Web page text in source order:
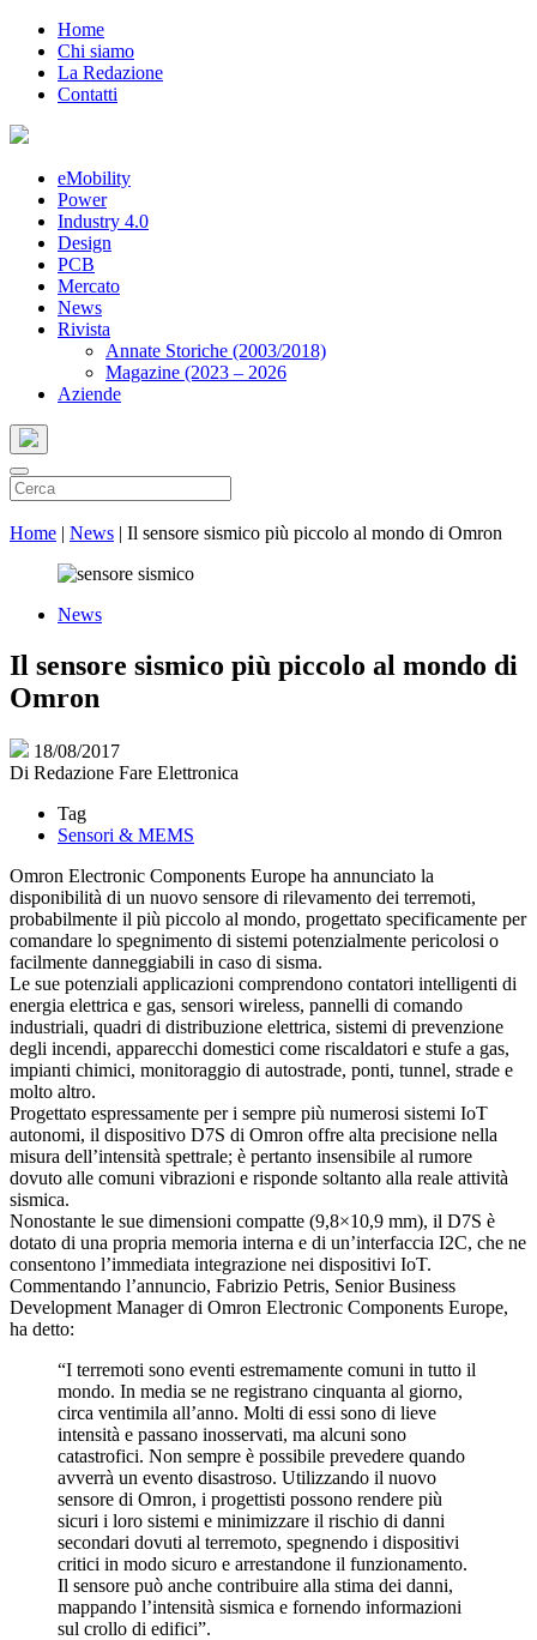
Home
Chi siamo
La Redazione
Contatti
eMobility
Power
Industry 4.0
Design
PCB
Mercato
News
Rivista
Annate Storiche (2003/2018)
Magazine (2023 – 2026
Aziende
Home | News | Il sensore sismico più piccolo al mondo di Omron
News
Il sensore sismico più piccolo al mondo di
Omron
18/08/2017
Di Redazione Fare Elettronica
Tag
Sensori & MEMS
Omron Electronic Components Europe ha annunciato la
disponibilità di un nuovo sensore di rilevamento dei terremoti,
probabilmente il più piccolo al mondo, progettato specificamente per
comandare lo spegnimento di sistemi potenzialmente pericolosi o
facilmente danneggiabili in caso di sisma.
Le sue potenziali applicazioni comprendono contatori intelligenti di
energia elettrica e gas, sensori wireless, pannelli di comando
industriali, quadri di distribuzione elettrica, sistemi di prevenzione
degli incendi, apparecchi domestici come riscaldatori e stufe a gas,
impianti chimici, monitoraggio di autostrade, ponti, tunnel, strade e
molto altro.
Progettato espressamente per i sempre più numerosi sistemi IoT
autonomi, il dispositivo D7S di Omron offre alta precisione nella
misura dell’intensità spettrale; è pertanto insensibile al rumore
dovuto alle comuni vibrazioni e risponde soltanto alla reale attività
sismica.
Nonostante le sue dimensioni compatte (9,8×10,9 mm), il D7S è
dotato di una propria memoria interna e di un’interfaccia I2C, che ne
consentono l’immediata integrazione nei dispositivi IoT.
Commentando l’annuncio, Fabrizio Petris, Senior Business
Development Manager di Omron Electronic Components Europe,
ha detto:
“I terremoti sono eventi estremamente comuni in tutto il
mondo. In media se ne registrano cinquanta al giorno,
circa ventimila all’anno. Molti di essi sono di lieve
intensità e passano inosservati, ma alcuni sono
catastrofici. Non sempre è possibile prevedere quando
avverrà un evento disastroso. Utilizzando il nuovo
sensore di Omron, i progettisti possono rendere più
sicuri i loro sistemi e minimizzare il rischio di danni
secondari dovuti al terremoto, spegnendo i dispositivi
critici in modo sicuro e arrestandone il funzionamento.
Il sensore può anche contribuire alla stima dei danni,
mappando l’intensità sismica e fornendo informazioni
sul crollo di edifici”.